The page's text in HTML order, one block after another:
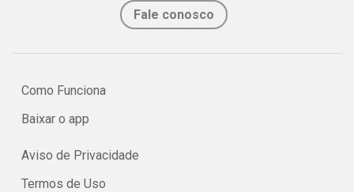
No e-book "Prof. explica!” Física para o 3º ano do Ensino Médio
serão vistos pontos relevantes sobre as Leis de Newton!
Fale conosco
Como Funciona
Baixar o app
Aviso de Privacidade
Termos de Uso